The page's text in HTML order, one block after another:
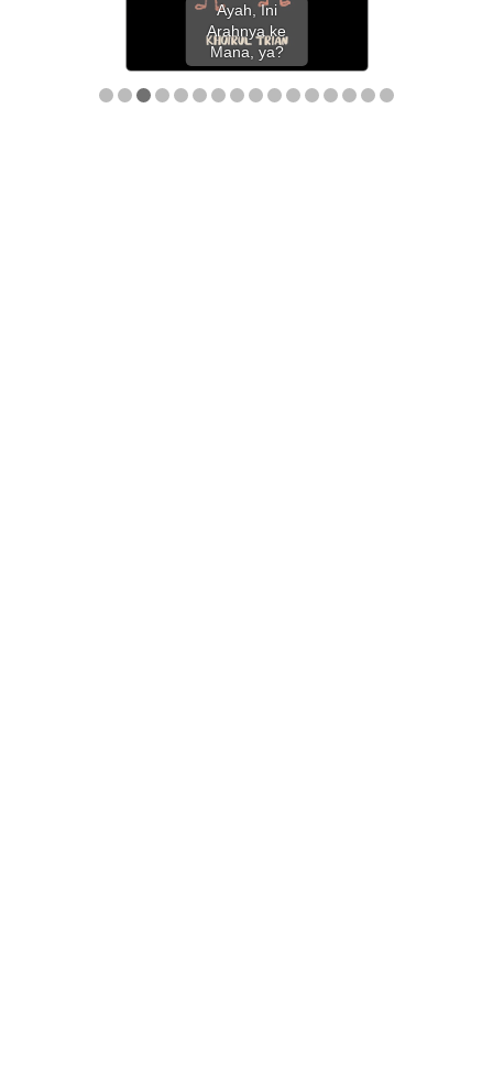
Ayah, Ini
Arahnya ke
Mana, ya?